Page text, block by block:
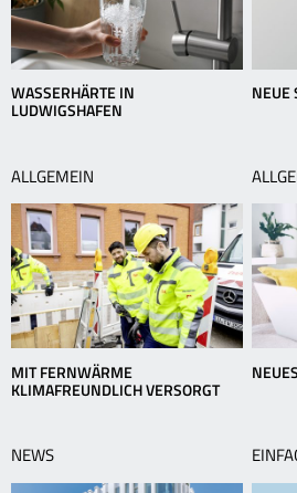
WASSERHÄRTE IN
LUDWIGSHAFEN
NEUE
ALLGEMEIN
MIT FERNWÄRME
KLIMAFREUNDLICH VERSORGT
NEWS